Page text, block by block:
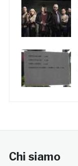
Chi siamo